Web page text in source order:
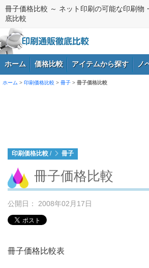
冊子価格比較 ～ ネット印刷の可能な印刷物
底比較
ホーム 価格比較 アイテムから探す ノ
ホーム > 印刷価格比較 > 冊子 > 冊子価格比較
印刷価格比較 / 冊子
冊子価格比較
公開日： 2008年02月17日
冊子価格比較表